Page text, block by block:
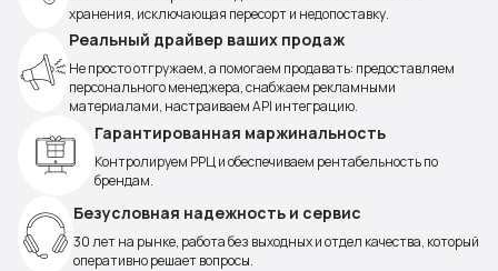
хранения, исключающая пересорт и недопоставку.
Реальный драйвер ваших продаж
Не просто отгружаем, а помогаем продавать: предоставляем
персонального менеджера, снабжаем рекламными
материалами, настраиваем API интеграцию.
Гарантированная маржинальность
Контролируем РРЦ и обеспечиваем рентабельность по
брендам.
Безусловная надежность и сервис
30 лет на рынке, работа без выходных и отдел качества, который
оперативно решает вопросы.